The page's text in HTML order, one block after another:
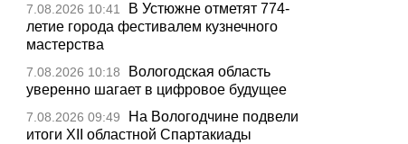
7.08.2026 10:41
В Устюжне отметят 774-
летие города фестивалем кузнечного
мастерства
7.08.2026 10:18
Вологодская область
уверенно шагает в цифровое будущее
7.08.2026 09:49
На Вологодчине подвели
итоги XII областной Спартакиады